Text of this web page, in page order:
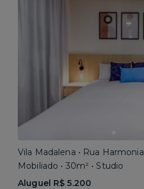
Vila Madalena • Rua Harmonia
Mobiliado • 30m² • Studio
Aluguel R$ 5.200